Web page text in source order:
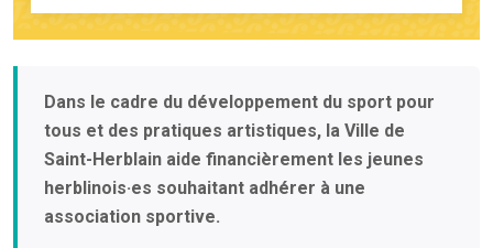
Dans le cadre du développement du sport pour
tous et des pratiques artistiques, la Ville de
Saint-Herblain aide financièrement les jeunes
herblinois·es souhaitant adhérer à une
association sportive.